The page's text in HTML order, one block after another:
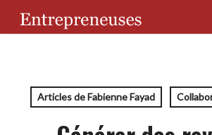
Articles de Fabienne Fayad